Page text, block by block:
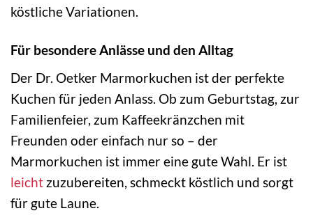
köstliche Variationen.
Für besondere Anlässe und den Alltag
Der Dr. Oetker Marmorkuchen ist der perfekte
Kuchen für jeden Anlass. Ob zum Geburtstag, zur
Familienfeier, zum Kaffeekränzchen mit
Freunden oder einfach nur so – der
Marmorkuchen ist immer eine gute Wahl. Er ist
leicht zuzubereiten, schmeckt köstlich und sorgt
für gute Laune.